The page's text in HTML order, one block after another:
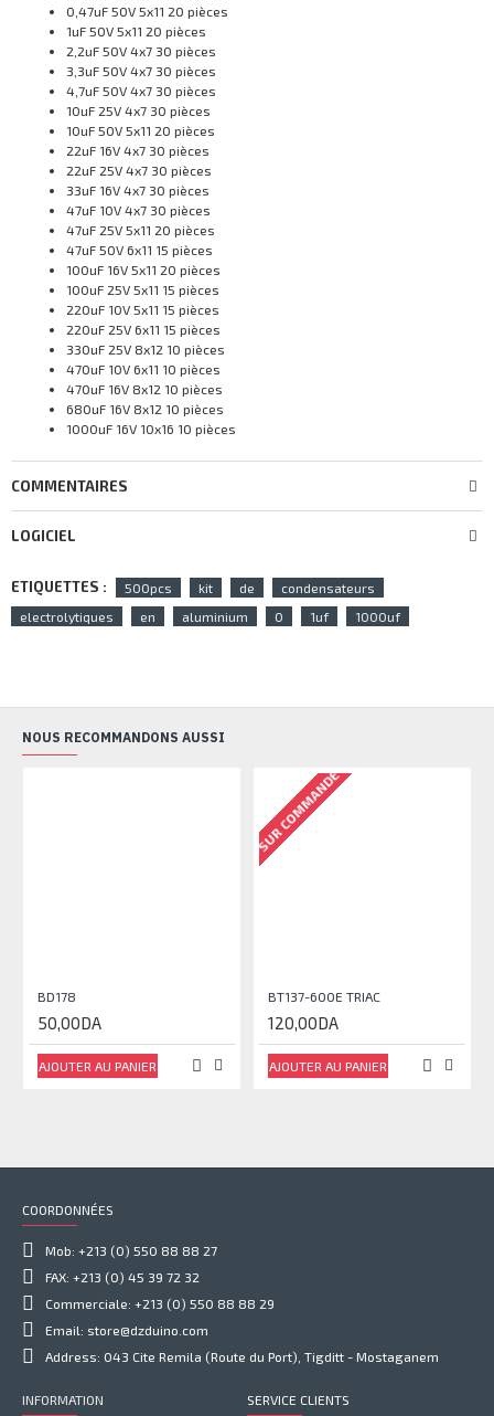
0,47uF 50V 5x11 20 pièces
1uF 50V 5x11 20 pièces
2,2uF 50V 4x7 30 pièces
3,3uF 50V 4x7 30 pièces
4,7uF 50V 4x7 30 pièces
10uF 25V 4x7 30 pièces
10uF 50V 5x11 20 pièces
22uF 16V 4x7 30 pièces
22uF 25V 4x7 30 pièces
33uF 16V 4x7 30 pièces
47uF 10V 4x7 30 pièces
47uF 25V 5x11 20 pièces
47uF 50V 6x11 15 pièces
100uF 16V 5x11 20 pièces
100uF 25V 5x11 15 pièces
220uF 10V 5x11 15 pièces
220uF 25V 6x11 15 pièces
330uF 25V 8x12 10 pièces
470uF 10V 6x11 10 pièces
470uF 16V 8x12 10 pièces
680uF 16V 8x12 10 pièces
1000uF 16V 10x16 10 pièces
COMMENTAIRES
LOGICIEL
ETIQUETTES : 500pcs kit de
condensateurs
electrolytiques
en aluminium 0 1uf 1000uf
NOUS RECOMMANDONS AUSSI
BD178
50,00DA
AJOUTER AU PANIER
SUR COMMANDE
BT137-600E TRIAC
120,00DA
AJOUTER AU PANIER
COORDONNÉES
Mob: +213 (0) 550 88 88 27
FAX: +213 (0) 45 39 72 32
Commerciale: +213 (0) 550 88 88 29
Email: store@dzduino.com
Address: 043 Cite Remila (Route du Port), Tigditt - Mostaganem
INFORMATION SERVICE CLIENTS